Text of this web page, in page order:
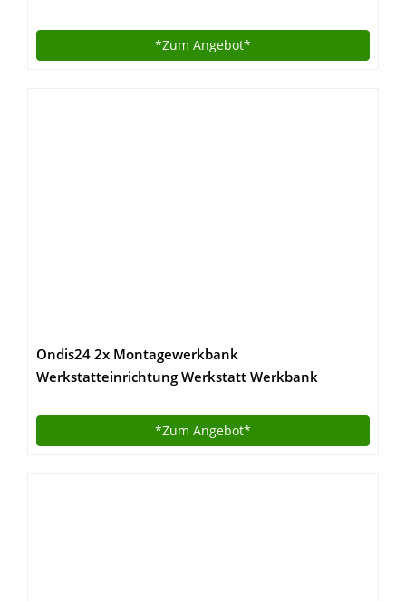
*Zum Angebot*
Ondis24 2x Montagewerkbank
Werkstatteinrichtung Werkstatt Werkbank
*Zum Angebot*